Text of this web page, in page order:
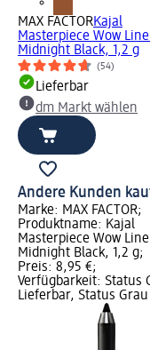
MAX FACTORKajal
Masterpiece Wow
Midnight Black, 1,2 g
(54)
Lieferbar
dm Markt wählen
Andere Kunden
Marke: MAX FACTOR;
Produktname: Kajal
Masterpiece Wow
Midnight Black, 1,2 g;
Preis: 8,95 €;
Verfügbarkeit: Status
Lieferbar, Status